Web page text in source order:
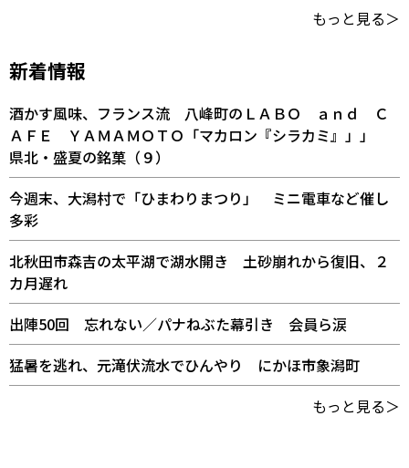
もっと見る＞
新着情報
酒かす風味、フランス流 八峰町のＬＡＢＯ ａｎｄ Ｃ
ＡＦＥ ＹＡＭＡＭＯＴＯ「マカロン『シラカミ』」」
県北・盛夏の銘菓（９）
今週末、大潟村で「ひまわりまつり」 ミニ電車など催し
多彩
北秋田市森吉の太平湖で湖水開き 土砂崩れから復旧、２
カ月遅れ
出陣50回 忘れない／パナねぶた幕引き 会員ら涙
猛暑を逃れ、元滝伏流水でひんやり にかほ市象潟町
もっと見る＞